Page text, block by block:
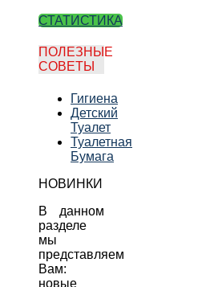
СТАТИСТИКА
ПОЛЕЗНЫЕ
СОВЕТЫ
Гигиена
Детский
Туалет
Туалетная
Бумага
НОВИНКИ
В данном
разделе
мы
представляем
Вам:
новые